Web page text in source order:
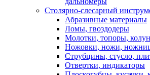
Столярно-слесарный
Абразивные материалы
Ломы, гвоздодеры
Молотки, топоры,
Ножовки, ножи,
Струбцины, стусло,
Отвертки, индикаторы